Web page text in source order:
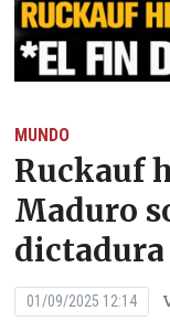
MUNDO
Ruckauf
Maduro
dictadura
01/09/2025 12:14